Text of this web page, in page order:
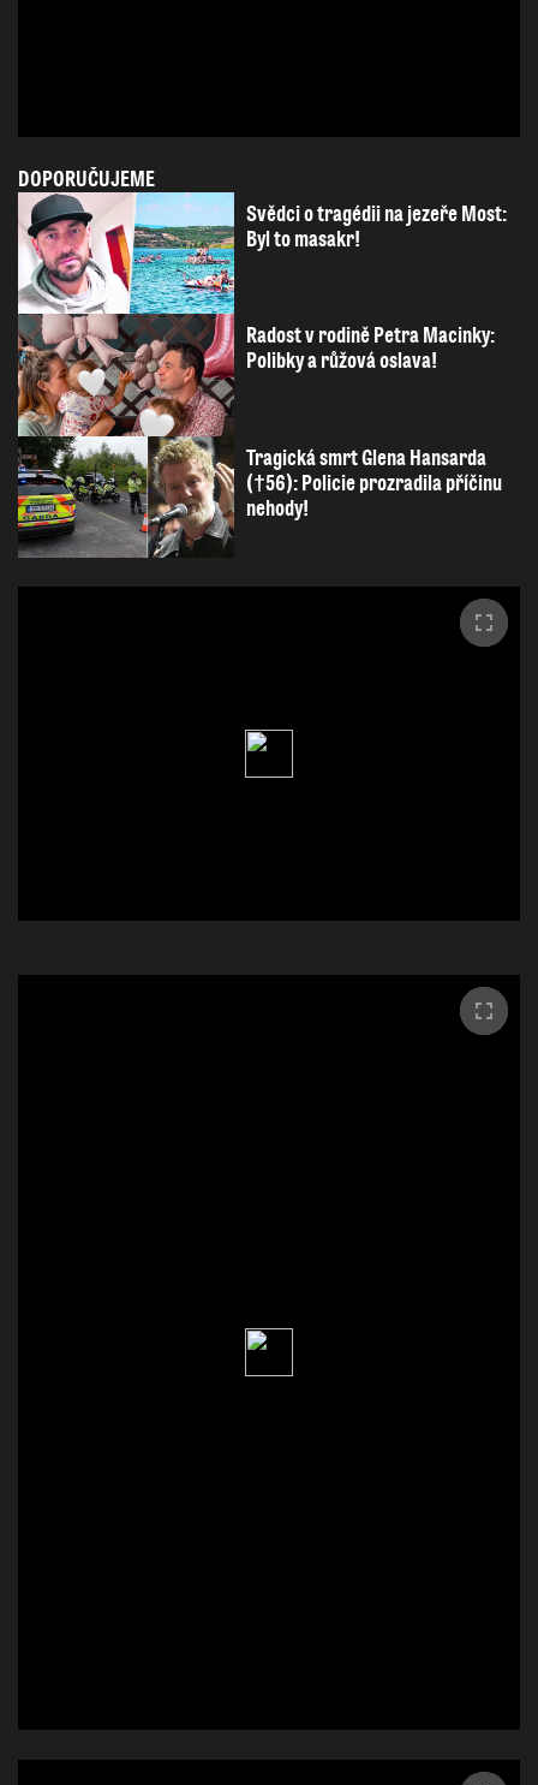
DOPORUČUJEME
Svědci o tragédii na jezeře Most:
Byl to masakr!
Radost v rodině Petra Macinky:
Polibky a růžová oslava!
Tragická smrt Glena Hansarda
(†56): Policie prozradila příčinu
nehody!